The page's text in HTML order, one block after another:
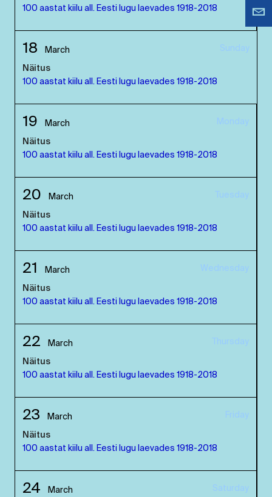
100 aastat kiilu all. Eesti lugu laevades 1918-2018
18 March Sunday
Näitus
100 aastat kiilu all. Eesti lugu laevades 1918-2018
19 March Monday
Näitus
100 aastat kiilu all. Eesti lugu laevades 1918-2018
20 March Tuesday
Näitus
100 aastat kiilu all. Eesti lugu laevades 1918-2018
21 March Wednesday
Näitus
100 aastat kiilu all. Eesti lugu laevades 1918-2018
22 March Thursday
Näitus
100 aastat kiilu all. Eesti lugu laevades 1918-2018
23 March Friday
Näitus
100 aastat kiilu all. Eesti lugu laevades 1918-2018
24 March Saturday